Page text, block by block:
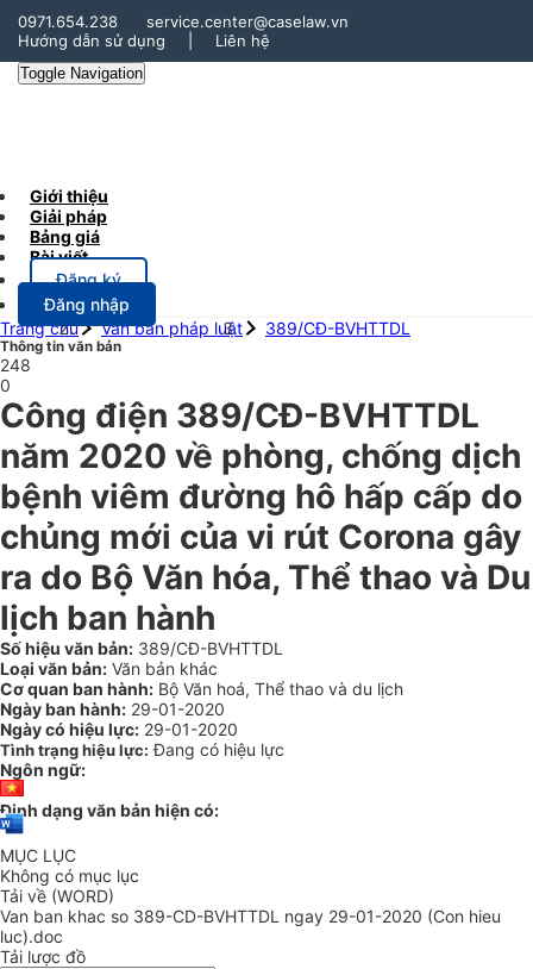
0971.654.238
service.center@caselaw.vn
Hướng dẫn sử dụng
Liên hệ
Toggle Navigation
Giới thiệu
Giải pháp
Bảng giá
Bài viết
Đăng ký
Đăng nhập
Trang chủ
Văn bản pháp luật 389/CĐ-BVHTTDL
Thông tin văn bản
248
0
Công điện 389/CĐ-BVHTTDL
năm 2020 về phòng, chống dịch
bệnh viêm đường hô hấp cấp do
chủng mới của vi rút Corona gây
ra do Bộ Văn hóa, Thể thao và Du
lịch ban hành
Số hiệu văn bản: 389/CĐ-BVHTTDL
Loại văn bản: Văn bản khác
Cơ quan ban hành: Bộ Văn hoá, Thể thao và du lịch
Ngày ban hành: 29-01-2020
Ngày có hiệu lực: 29-01-2020
Tình trạng hiệu lực: Đang có hiệu lực
Ngôn ngữ:
Định dạng văn bản hiện có:
MỤC LỤC
Không có mục lục
Tải về (WORD)
Van ban khac so 389-CD-BVHTTDL ngay 29-01-2020 (Con hieu
luc).doc
Tải lược đồ